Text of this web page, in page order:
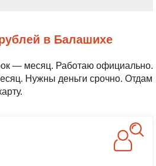
в Балашихе
— месяц. Работаю официально.
Нужны деньги срочно. Отдам